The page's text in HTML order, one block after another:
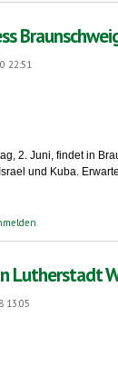
22:51
2. Juni, findet in
und Kuba.
Pfingsten 2023,
.
Lutherstadt
13:05